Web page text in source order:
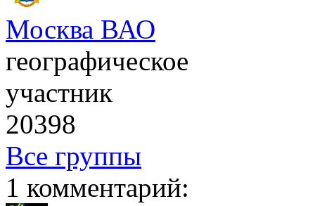
Москва ВАО
географическое
участник
20398
Все группы
1 комментарий: